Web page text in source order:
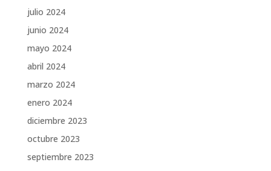
julio 2024
junio 2024
mayo 2024
abril 2024
marzo 2024
enero 2024
diciembre 2023
octubre 2023
septiembre 2023